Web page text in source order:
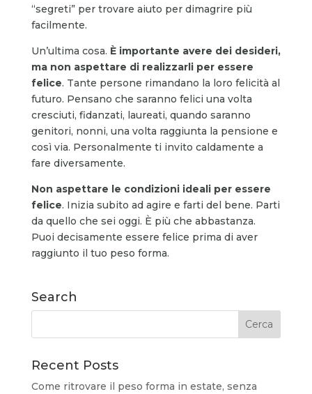
“segreti” per trovare aiuto per dimagrire più
facilmente.
Un’ultima cosa. È importante avere dei desideri,
ma non aspettare di realizzarli per essere
felice. Tante persone rimandano la loro felicità al
futuro. Pensano che saranno felici una volta
cresciuti, fidanzati, laureati, quando saranno
genitori, nonni, una volta raggiunta la pensione e
così via. Personalmente ti invito caldamente a
fare diversamente.
Non aspettare le condizioni ideali per essere
felice. Inizia subito ad agire e farti del bene. Parti
da quello che sei oggi. È più che abbastanza.
Puoi decisamente essere felice prima di aver
raggiunto il tuo peso forma.
Search
Recent Posts
Come ritrovare il peso forma in estate, senza